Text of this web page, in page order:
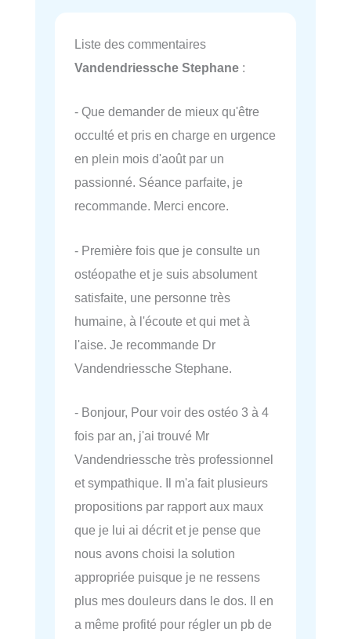
Liste des commentaires
Vandendriessche Stephane :
- Que demander de mieux qu'être
occulté et pris en charge en urgence
en plein mois d'août par un
passionné. Séance parfaite, je
recommande. Merci encore.
- Première fois que je consulte un
ostéopathe et je suis absolument
satisfaite, une personne très
humaine, à l'écoute et qui met à
l'aise. Je recommande Dr
Vandendriessche Stephane.
- Bonjour, Pour voir des ostéo 3 à 4
fois par an, j'ai trouvé Mr
Vandendriessche très professionnel
et sympathique. Il m'a fait plusieurs
propositions par rapport aux maux
que je lui ai décrit et je pense que
nous avons choisi la solution
appropriée puisque je ne ressens
plus mes douleurs dans le dos. Il en
a même profité pour régler un pb de